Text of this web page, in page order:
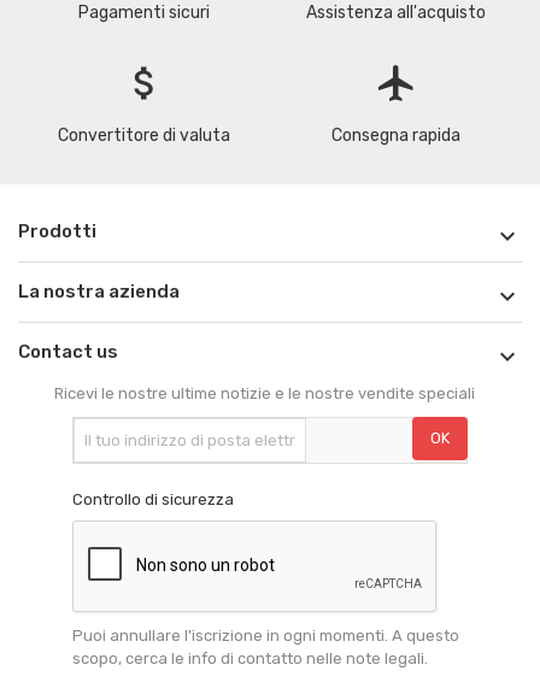
Pagamenti sicuri Assistenza all'acquisto
attach_money
Convertitore di valuta
flight
Consegna rapida
Prodotti 
La nostra azienda 
Contact us 
Ricevi le nostre ultime notizie e le nostre vendite speciali
Controllo di sicurezza
Puoi annullare l'iscrizione in ogni momenti. A questo
scopo, cerca le info di contatto nelle note legali.